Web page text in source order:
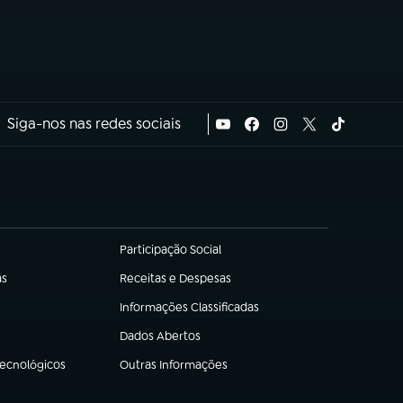
Siga-nos nas redes sociais
Participação Social
(abre em nova aba)
Receitas e Despesas
(abre em nova aba)
Informações Classificadas
(abre em nova aba)
Dados Abertos
(abre em nova aba)
Outras Informações
(abre em nova aba)